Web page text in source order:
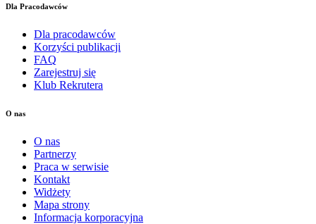
Dla Pracodawców
Dla pracodawców
Korzyści publikacji
FAQ
Zarejestruj się
Klub Rekrutera
O nas
O nas
Partnerzy
Praca w serwisie
Kontakt
Widżety
Mapa strony
Informacja korporacyjna